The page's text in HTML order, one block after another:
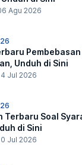
Agu 2026
Unduh di Sini
Jul 2026
Terbaru Soal
di Sini
Jul 2026